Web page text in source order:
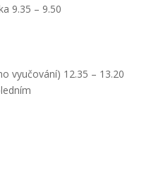
9.35 – 9.50
vyučování) 12.35 – 13.20